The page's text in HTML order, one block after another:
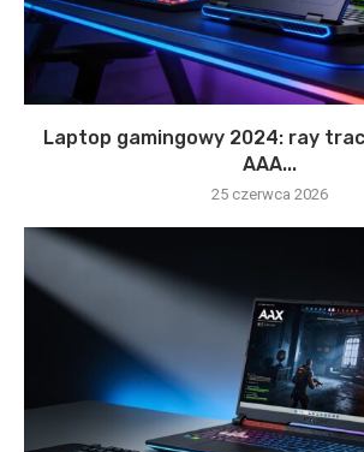
Laptop gamingowy 2024: ray
AAA...
25 czerwca 2026